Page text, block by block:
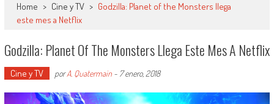
Home > Cine y TV > Godzilla: Planet of the Monsters llega
este mes a Netflix
Godzilla: Planet Of The Monsters Llega Este Mes A Netflix
Cine y TV porA. Quatermain- 7 enero, 2018